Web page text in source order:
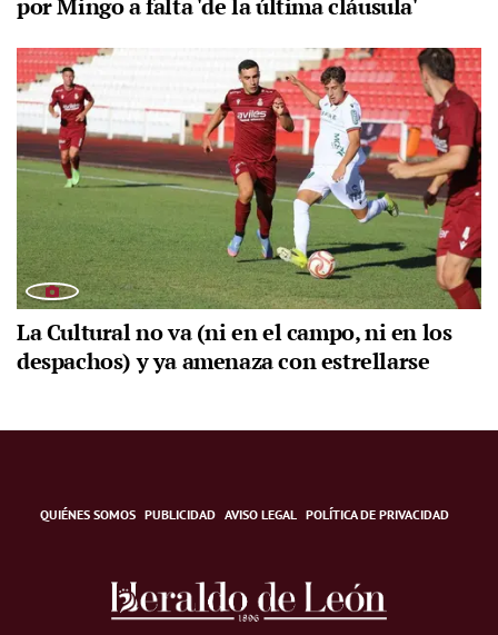
La Cultural no va (ni en el campo, ni en los
despachos) y ya amenaza con estrellarse
QUIÉNES SOMOS PUBLICIDAD AVISO LEGAL POLÍTICA DE PRIVACIDAD